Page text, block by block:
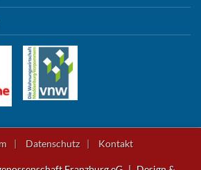
Datenschutz Kontakt